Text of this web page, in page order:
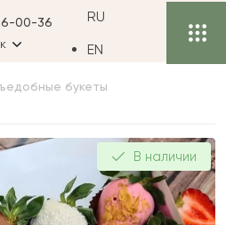
00-36
RU
EN
букеты
Фея В наличии